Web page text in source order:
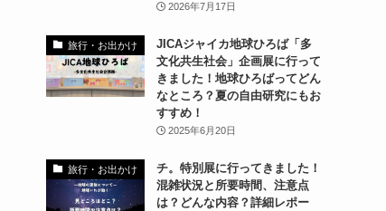
2026年7月17日
旅行・お出かけ
JICAジャイカ地球ひろば「多
文化共生社会」企画展に行って
きました！地球ひろばってどん
なところ？夏の自由研究にもお
すすめ！
2025年6月20日
旅行・お出かけ
チ。特別展に行ってきました！
混雑状況と所要時間、注意点
は？どんな内容？詳細レポー